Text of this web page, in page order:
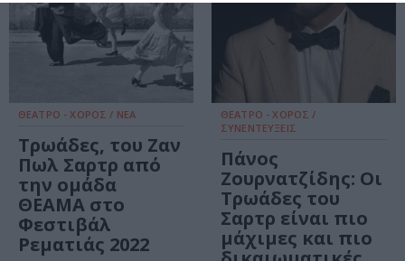
ΘΕΑΤΡΟ - ΧΟΡΟΣ / ΝΕΑ
Τρωάδες, του Ζαν
Πωλ Σαρτρ από
την ομάδα
ΘΕΑΜΑ στο
Φεστιβάλ
Ρεματιάς 2022
ΘΕΑΤΡΟ - ΧΟΡΟΣ /
ΣΥΝΕΝΤΕΥΞΕΙΣ
Πάνος
Ζουρνατζίδης: Οι
Τρωάδες του
Σαρτρ είναι πιο
μάχιμες και πιο